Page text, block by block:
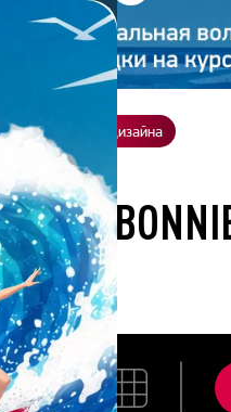
Студия дизайна
Вест